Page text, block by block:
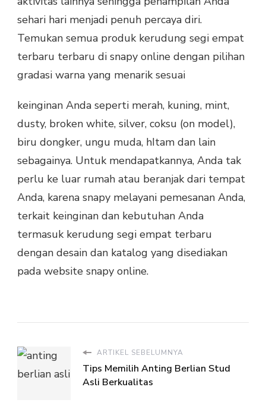
sehari hari menjadi penuh percaya diri.
Temukan semua produk kerudung segi empat
terbaru terbaru di snapy online dengan pilihan
gradasi warna yang menarik sesuai
keinginan Anda seperti merah, kuning, mint,
dusty, broken white, silver, coksu (on model),
biru dongker, ungu muda, hItam dan lain
sebagainya. Untuk mendapatkannya, Anda tak
perlu ke luar rumah atau beranjak dari tempat
Anda, karena snapy melayani pemesanan Anda,
terkait keinginan dan kebutuhan Anda
termasuk kerudung segi empat terbaru
dengan desain dan katalog yang disediakan
pada website snapy online.
ARTIKEL SEBELUMNYA
Tips Memilih Anting Berlian Stud
Asli Berkualitas